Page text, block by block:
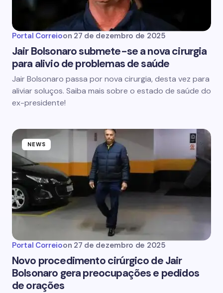
Portal Correioon 27 de dezembro de 2025
Jair Bolsonaro submete-se a nova cirurgia
para alivio de problemas de saúde
Jair Bolsonaro passa por nova cirurgia, desta vez para
aliviar soluços. Saiba mais sobre o estado de saúde do
ex-presidente!
NEWS
Portal Correioon 27 de dezembro de 2025
Novo procedimento cirúrgico de Jair
Bolsonaro gera preocupações e pedidos
de orações